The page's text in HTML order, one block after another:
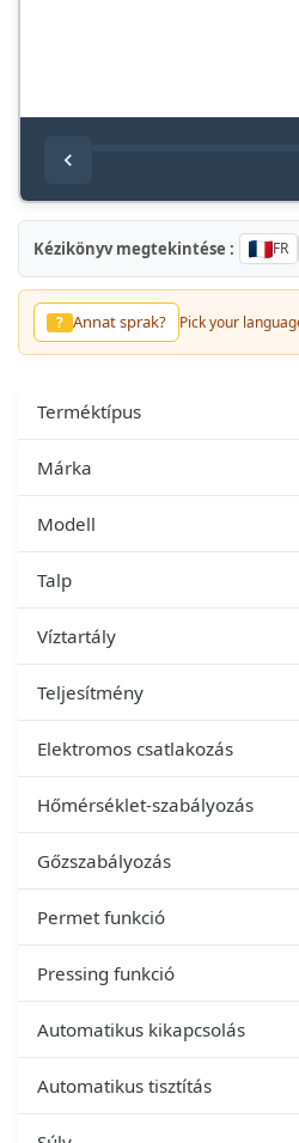
Kézikönyv megtekintése : FR
? Annat sprak? Pick your
Terméktípus
Márka
Modell
Talp
Víztartály
Teljesítmény
Elektromos csatlakozás
Hőmérséklet-szabályozás
Gőzszabályozás
Permet funkció
Pressing funkció
Automatikus kikapcsolás
Automatikus tisztítás